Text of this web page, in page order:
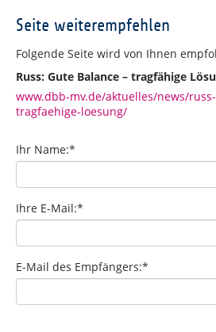
Seite weiterempfehlen
Folgende Seite wird von Ihnen
Russ: Gute Balance – tragfähige
www.dbb-mv.de/aktuelles/news/
tragfaehige-loesung/
Ihr Name:*
Ihre E-Mail:*
E-Mail des Empfängers:*